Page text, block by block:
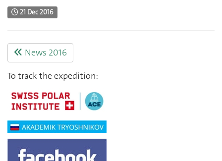
21 Dec 2016
News 2016
To track the expedition: